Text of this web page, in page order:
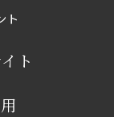
ト
ト